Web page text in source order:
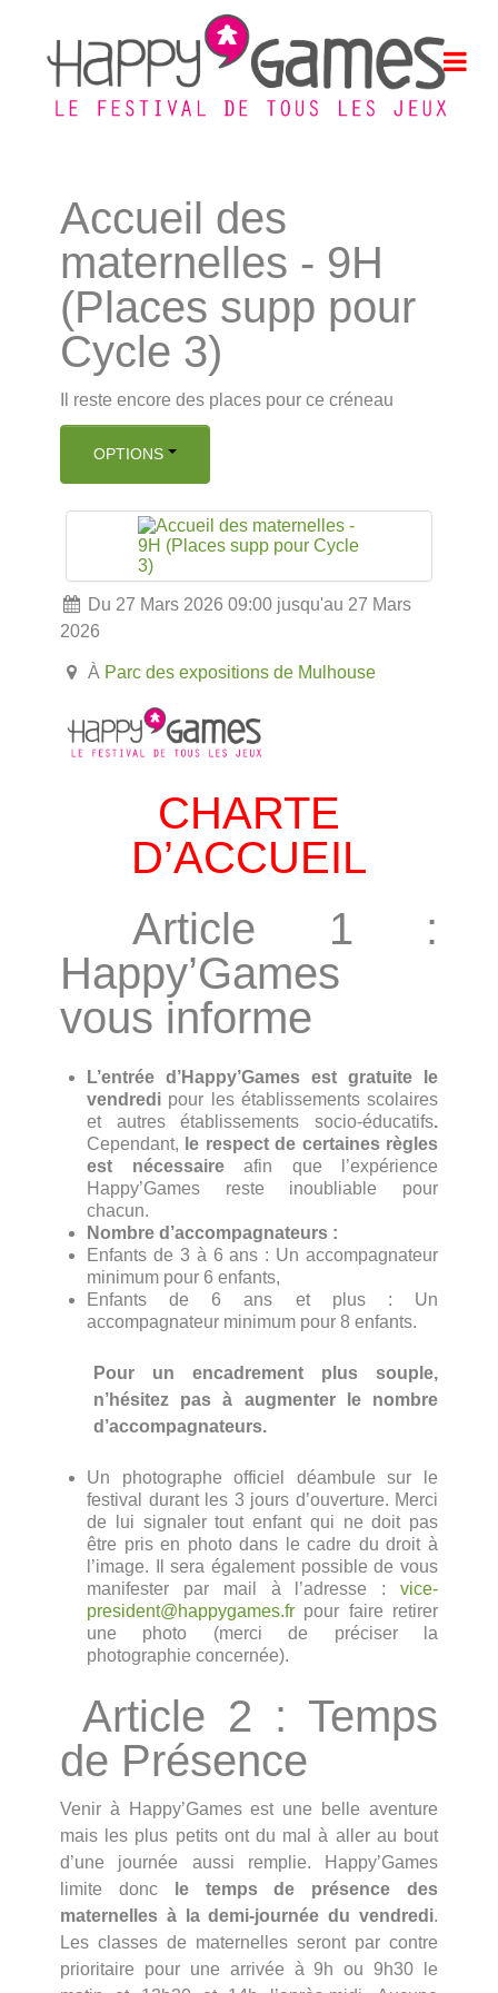
Accueil des
maternelles - 9H
(Places supp pour
Cycle 3)
Il reste encore des places pour ce créneau
OPTIONS
Du 27 Mars 2026 09:00 jusqu'au 27 Mars
2026
À Parc des expositions de Mulhouse
CHARTE
D’ACCUEIL
Article 1 :
Happy’Games
vous informe
L’entrée d’Happy’Games est gratuite le
vendredi pour les établissements scolaires
et autres établissements socio-éducatifs.
Cependant, le respect de certaines règles
est nécessaireafin que l’expérience
Happy’Games reste inoubliable pour
chacun.
Nombre d’accompagnateurs :
Enfants de 3 à 6 ans : Un accompagnateur
minimum pour 6 enfants,
Enfants de 6 ans et plus : Un
accompagnateur minimum pour 8 enfants.
Pour un encadrement plus souple,
n’hésitez pas à augmenter le nombre
d’accompagnateurs.
Un photographe officiel déambule sur le
festival durant les 3 jours d’ouverture. Merci
de lui signaler tout enfant qui ne doit pas
être pris en photo dans le cadre du droit à
l’image. Il sera également possible de vous
manifester par mail à l’adresse : vice-
president@happygames.fr pour faire retirer
une photo (merci de préciser la
photographie concernée).
Article 2 : Temps
de Présence
Venir à Happy’Games est une belle aventure
mais les plus petits ont du mal à aller au bout
d’une journée aussi remplie. Happy’Games
limite donc
le temps de présence des
maternelles à la demi-journée du vendredi.
Les classes de maternelles seront par contre
prioritaire pour une arrivée à 9h ou 9h30 le